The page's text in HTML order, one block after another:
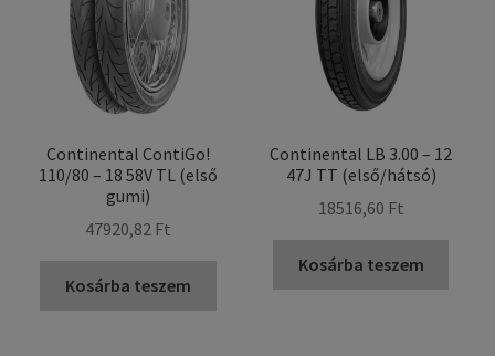
Continental ContiGo!
110/80 – 18 58V TL (első
gumi)
47920,82 Ft
Kosárba teszem
Continental LB 3.00 – 12
47J TT (első/hátsó)
18516,60 Ft
Kosárba teszem